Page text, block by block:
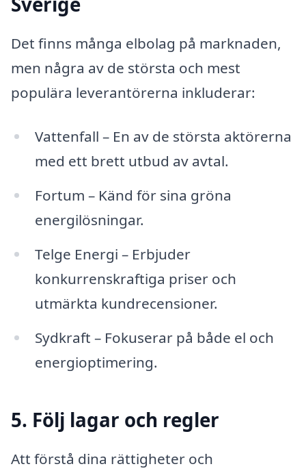
Det finns många elbolag på marknaden,
men några av de största och mest
populära leverantörerna inkluderar:
Vattenfall – En av de största aktörerna
med ett brett utbud av avtal.
Fortum – Känd för sina gröna
energilösningar.
Telge Energi – Erbjuder
konkurrenskraftiga priser och
utmärkta kundrecensioner.
Sydkraft – Fokuserar på både el och
energioptimering.
5. Följ lagar och regler
Att förstå dina rättigheter och